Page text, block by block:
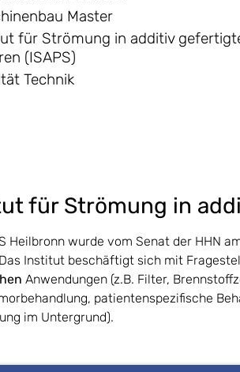
Master
für Strömung in additiv
(ISAPS)
Technik
für Strömung in
Heilbronn wurde vom Senat der HHN
Institut beschäftigt sich mit
Anwendungen (z.B. Filter,
patientenspezifische
im Untergrund).